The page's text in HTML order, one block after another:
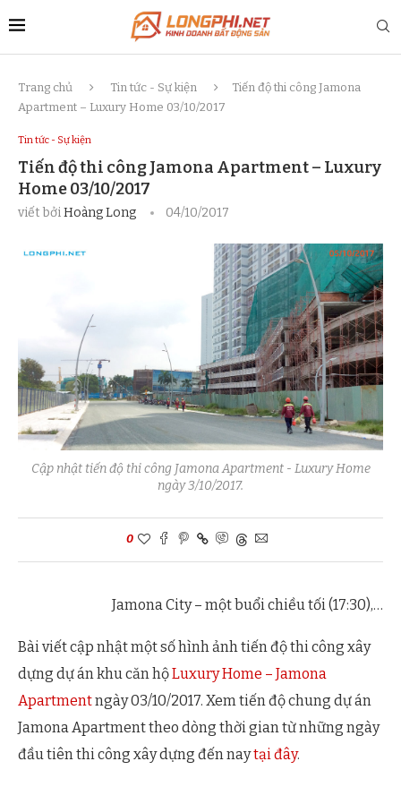
Trang chủ Tin tức - Sự kiện
Tiến độ thi công Jamona
Apartment – Luxury Home 03/10/2017
Tin tức - Sự kiện
Tiến độ thi công Jamona Apartment – Luxury
Home 03/10/2017
viết bởiHoàng Long 04/10/2017
Cập nhật tiến độ thi công Jamona Apartment - Luxury Home
ngày 3/10/2017.
0
Jamona City – một buổi chiều tối (17:30),…
Bài viết cập nhật một số hình ảnh tiến độ thi công xây
dựng dự án khu căn hộLuxury Home – Jamona
Apartmentngày 03/10/2017. Xem tiến độ chung dự án
Jamona Apartment theo dòng thời gian từ những ngày
đầu tiên thi công xây dựng đến naytại đây.